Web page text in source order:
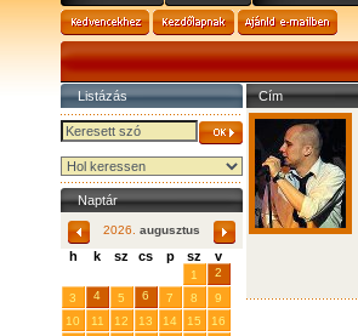
Listázás
Naptár
2026. augusztus
h k sz cs p sz v
1
2
3
4 5 6 7 8
9
10
11 12 13 14 15
16
Cím